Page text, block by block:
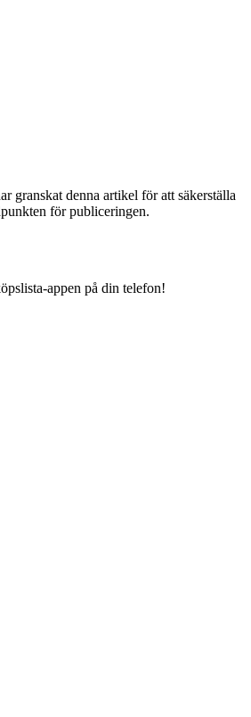
granskat denna artikel för att säkerställa
för publiceringen.
appen på din telefon!